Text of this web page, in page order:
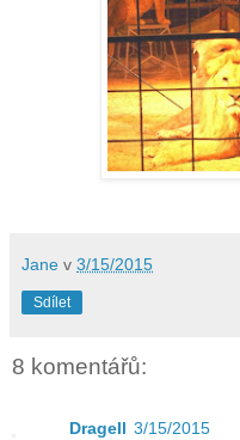
Jane v 3/15/2015
Sdílet
8 komentářů:
Dragell 3/15/2015